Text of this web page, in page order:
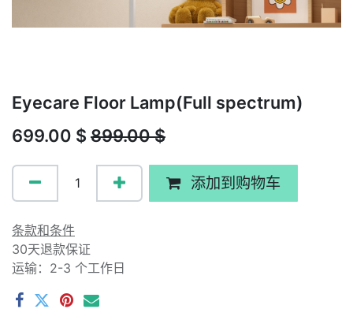
Eyecare Floor Lamp(Full spectrum)
699.00 $ 899.00$
添加到购物车
条款和条件
30天退款保证
运输：2-3 个工作日